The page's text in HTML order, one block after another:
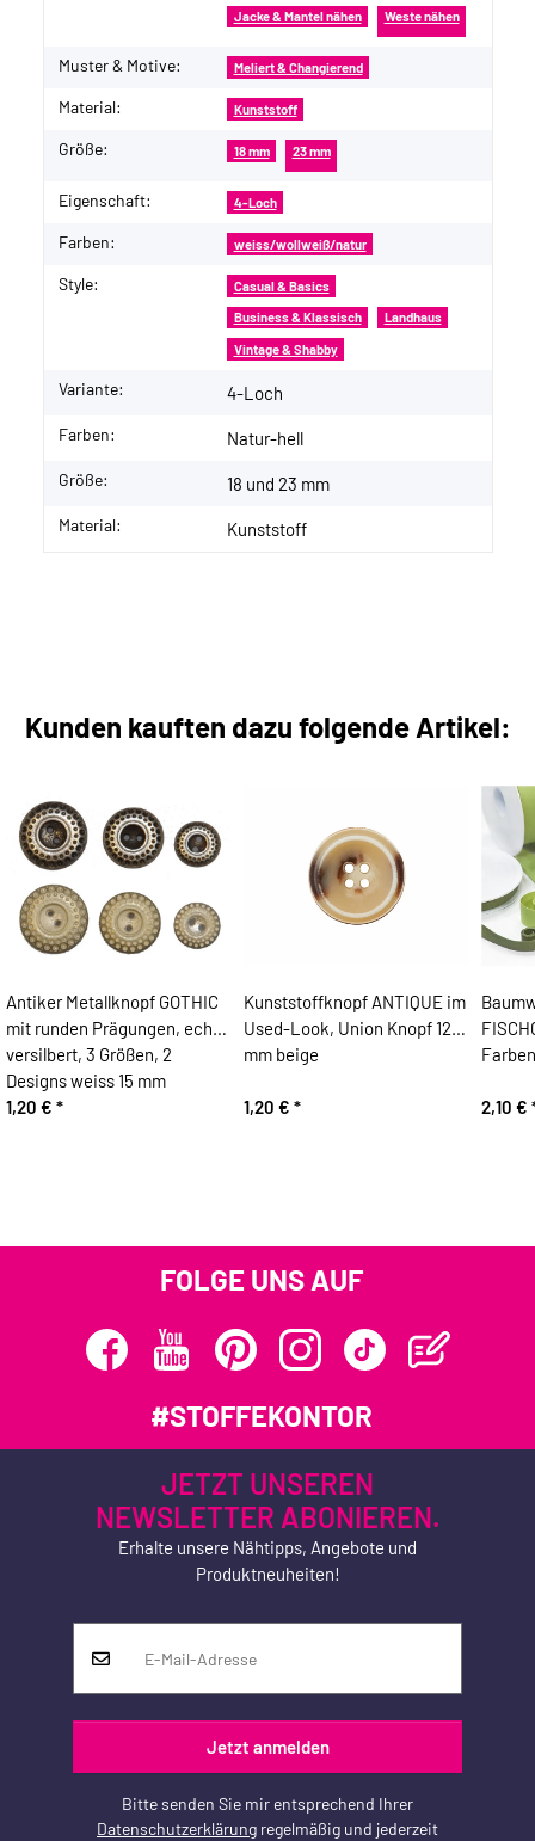
Jacke & Mantel nähen Weste nähen
Muster & Motive: Meliert & Changierend
Material: Kunststoff
Größe: 18 mm 23 mm
Eigenschaft: 4-Loch
Farben: weiss/wollweiß/natur
Style: Casual & Basics
Business & Klassisch Landhaus
Vintage & Shabby
Variante: 4-Loch
Farben: Natur-hell
Größe: 18 und 23 mm
Material: Kunststoff
Kunden kauften dazu folgende Artikel:
Antiker Metallknopf GOTHIC
mit runden Prägungen, echt
versilbert, 3 Größen, 2
Designs weiss 15 mm
1,20 € *
Kunststoffknopf ANTIQUE im
Used-Look, Union Knopf 12
mm beige
1,20 € * 2,10 €
FOLGE UNS AUF
#STOFFEKONTOR
JETZT UNSEREN
NEWSLETTER ABONIEREN.
Erhalte unsere Nähtipps, Angebote und
Produktneuheiten!
Jetzt anmelden
Bitte senden Sie mir entsprechend Ihrer
Datenschutzerklärung regelmäßig und jederzeit